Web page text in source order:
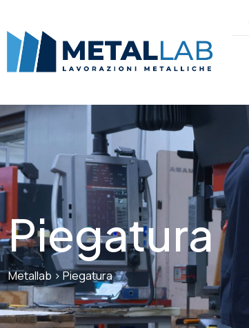
Piegatura
Metallab >Piegatura